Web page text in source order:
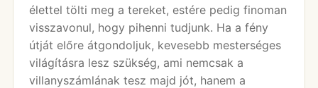
élettel tölti meg a tereket, estére pedig finoman
visszavonul, hogy pihenni tudjunk. Ha a fény
útját előre átgondoljuk, kevesebb mesterséges
világításra lesz szükség, ami nemcsak a
villanyszámlának tesz majd jót, hanem a